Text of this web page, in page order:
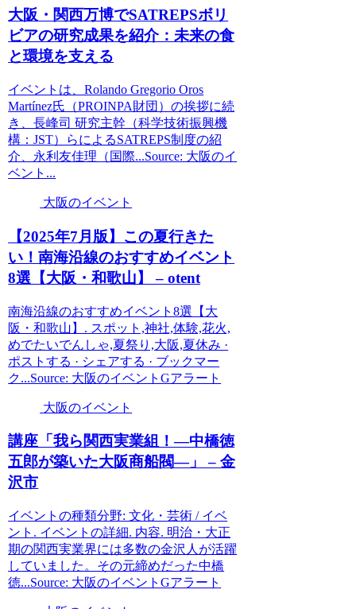
大阪 ・関西万博でSATREPSボリ
ビアの研究成果を紹介：未来の食
と環境を支える
イベントは、Rolando Gregorio Oros
Martínez氏（PROINPA財団）の挨拶に続
き、長峰司 研究主幹（科学技術振興機
構：JST）らによるSATREPS制度の紹
介、永利友佳理（国際...Source: 大阪のイ
ベント...
大阪のイベント
【2025年7月版】この夏行きた
い！南海沿線のおすすめイベント
8選【大阪 ・和歌山】 – otent
南海沿線のおすすめイベント8選【大
阪・和歌山】. スポット,神社,体験,花火,
めでたいでんしゃ,夏祭り,大阪,夏休み ·
ポストする · シェアする · ブックマー
ク...Source: 大阪のイベントGアラート
大阪のイベント
講座「我ら関西実業組！―中橋徳
五郎が築いた大阪商船閥―」 – 金
沢市
イベントの種類分野: 文化・芸術 / イベ
ント. イベントの詳細. 内容. 明治・大正
期の関西実業界には多数の金沢人が活躍
していました。その元締めだった中橋
徳...Source: 大阪のイベントGアラート